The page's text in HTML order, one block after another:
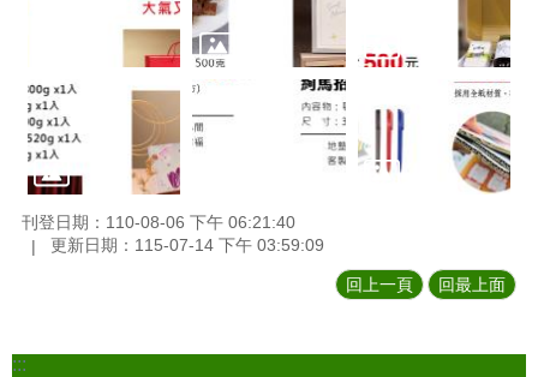
刊登日期：110-08-06 下午 06:21:40
更新日期：115-07-14 下午 03:59:09
回上一頁 回最上面
:::